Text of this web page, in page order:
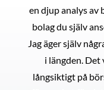
en djup analys av
bolag du själv
Jag äger själv
i längden.
långsiktigt på